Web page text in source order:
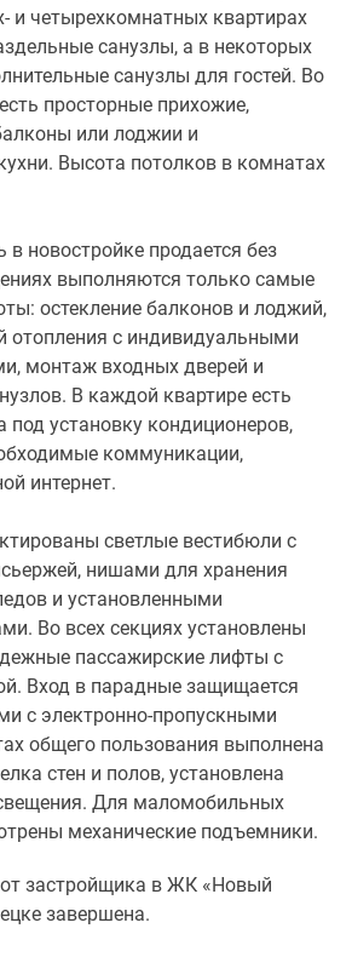
и четырехкомнатных квартирах
санузлы, а в некоторых
санузлы для гостей. Во
просторные прихожие,
или лоджии и
Высота потолков в комнатах
новостройке продается без
выполняются только самые
остекление балконов и лоджий,
отопления с индивидуальными
монтаж входных дверей и
В каждой квартире есть
установку кондиционеров,
коммуникации,
интернет.
светлые вестибюли с
нишами для хранения
и установленными
Во всех секциях установлены
пассажирские лифты с
Вход в парадные защищается
с электронно-пропускными
общего пользования выполнена
стен и полов, установлена
Для маломобильных
механические подъемники.
застройщика в ЖК «Новый
завершена.